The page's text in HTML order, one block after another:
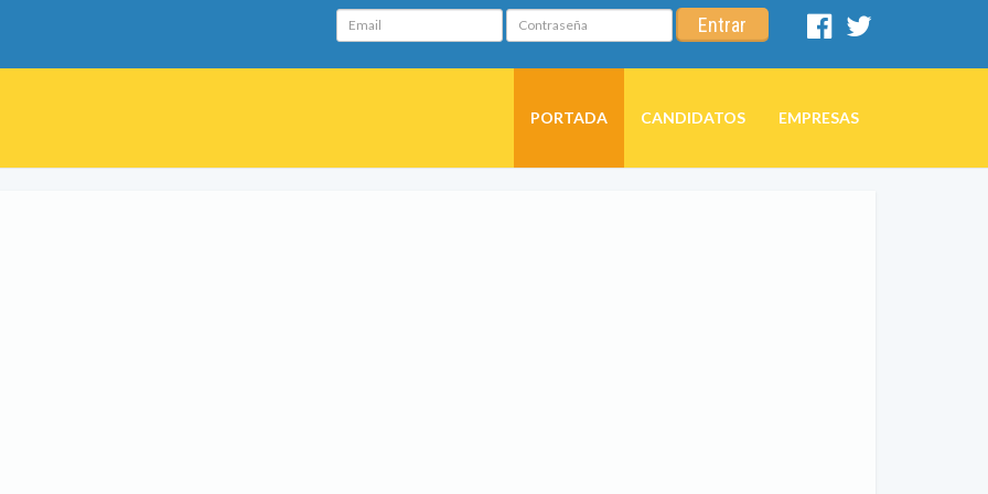
Email Contraseña Entrar
Facebook
PORTADA CANDIDATOS EMPRESAS